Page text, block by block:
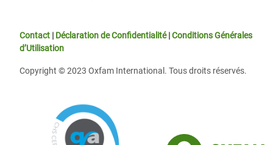
Contact | Déclaration de Confidentialité|Conditions Générales
d’Utilisation
Copyright © 2023 Oxfam International. Tous droits réservés.